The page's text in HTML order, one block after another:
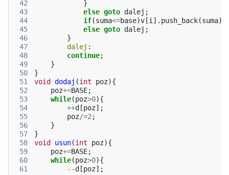
42
43
44
45
46
47
48
49
50
51
52
53
54
55
56
57
58
59
60
61
}
else goto dalej ;
if(suma<=base)v [i ]. push_back(suma);
else goto dalej ;
}
dalej :
continue;
}
}
void
dodaj (int poz){
poz+=BASE;
while(poz>0){
++d [poz];
poz/=2 ;
}
}
void
usun(int poz){
poz+=BASE;
while(poz>0){
--d [poz];